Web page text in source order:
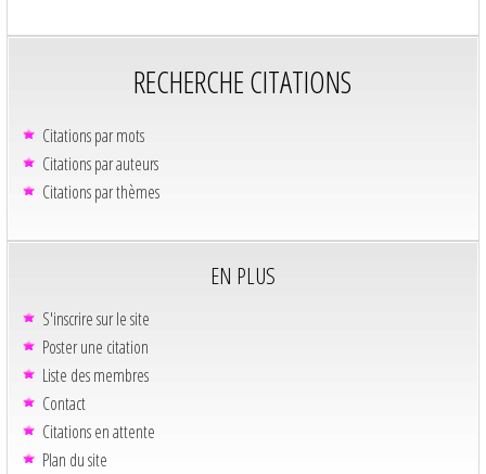
RECHERCHE CITATIONS
Citations par mots
Citations par auteurs
Citations par thèmes
EN PLUS
S'inscrire sur le site
Poster une citation
Liste des membres
Contact
Citations en attente
Plan du site